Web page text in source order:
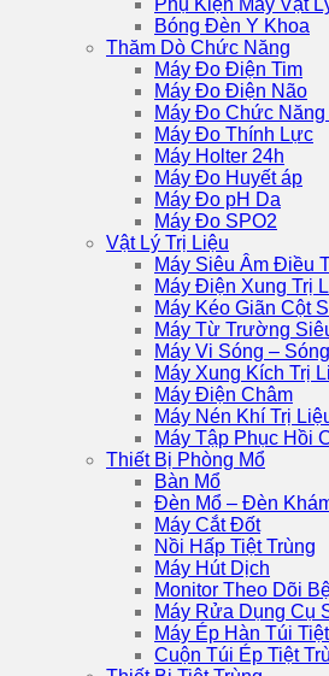
Phụ Kiện Máy Vật
Bóng Đèn Y Khoa
Thăm Dò Chức Năng
Máy Đo Điện Tim
Máy Đo Điện Não
Máy Đo Chức
Máy Đo Thính Lực
Máy Holter 24h
Máy Đo Huyết áp
Máy Đo pH Da
Máy Đo SPO2
Vật Lý Trị Liệu
Máy Siêu Âm Điều
Máy Điện Xung Trị
Máy Kéo Giãn Cột
Máy Từ Trường
Máy Vi Sóng –
Máy Xung Kích Trị
Máy Điện Châm
Máy Nén Khí Trị
Máy Tập Phục Hồi
Thiết Bị Phòng Mổ
Bàn Mổ
Đèn Mổ – Đèn
Máy Cắt Đốt
Nồi Hấp Tiệt Trùng
Máy Hút Dịch
Monitor Theo Dõi
Máy Rửa Dụng Cụ
Máy Ép Hàn Túi
Cuộn Túi Ép Tiệt